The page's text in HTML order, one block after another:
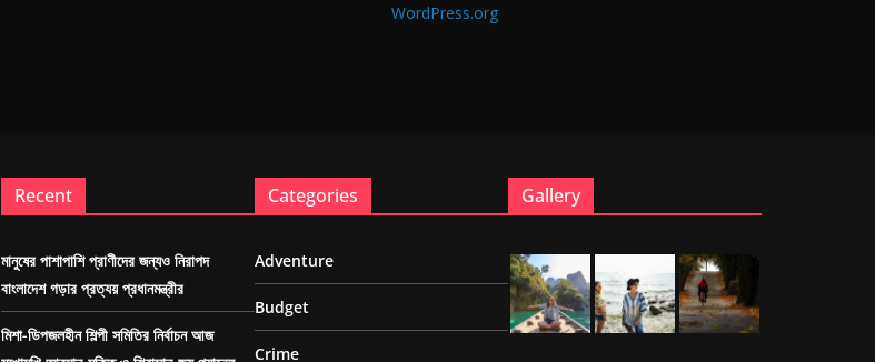
WordPress.org
Recent
মানুষের পাশাপাশি প্রাণীদের জন্যও নিরাপদ
বাংলাদেশ গড়ার প্রত্যয় প্রধানমন্ত্রীর
মিশা-ডিপজলহীন শিল্পী সমিতির নির্বাচন আজ
Categories
Adventure
Budget
Crime
Gallery